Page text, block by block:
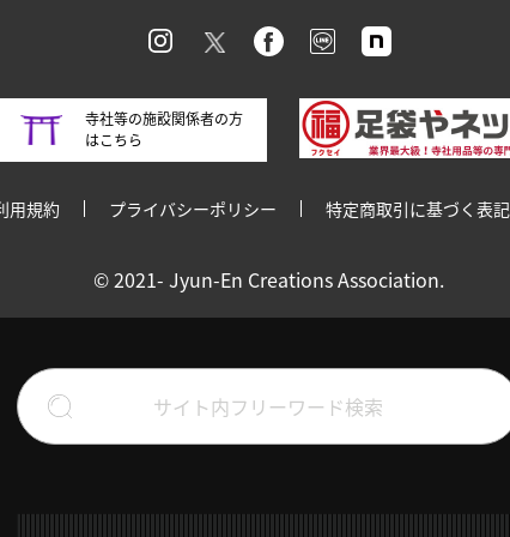
寺社等の施設関係者の方
はこちら
用規約 プライバシーポリシー 特定商取引に基づく表記
© 2021- Jyun-En Creations Association.